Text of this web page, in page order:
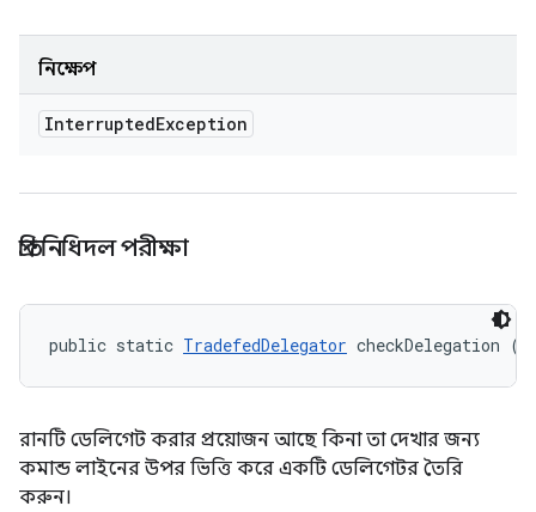
নিক্ষেপ
InterruptedException
প্রতিনিধিদল পরীক্ষা
public static TradefedDelegator checkDelegation
রানটি ডেলিগেট করার প্রয়োজন আছে কিনা তা দেখার জন্য
কমান্ড লাইনের উপর ভিত্তি করে একটি ডেলিগেটর তৈরি
করুন।